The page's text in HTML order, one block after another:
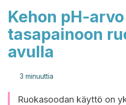
Kehon pH-arvo
tasapainoon
avulla
3 minuuttia
Ruokasoodan käyttö on